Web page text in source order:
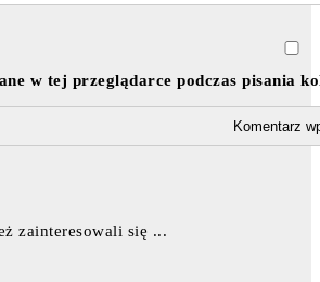
w tej przeglądarce podczas pisania
zainteresowali się ...